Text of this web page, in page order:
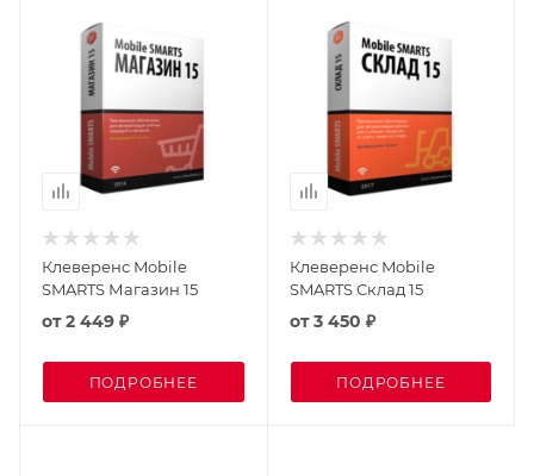
Клеверенс Mobile
SMARTS Магазин 15
от2 449 ₽
ПОДРОБНЕЕ
Клеверенс Mobile
SMARTS Склад 15
от3 450 ₽
ПОДРОБНЕЕ